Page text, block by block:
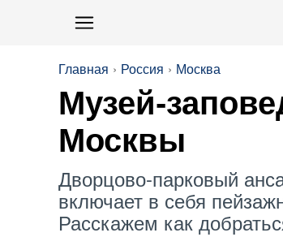
Главная Россия Москва
Музей-
Москвы
Дворцово-парковый
включает в себя
Расскажем как